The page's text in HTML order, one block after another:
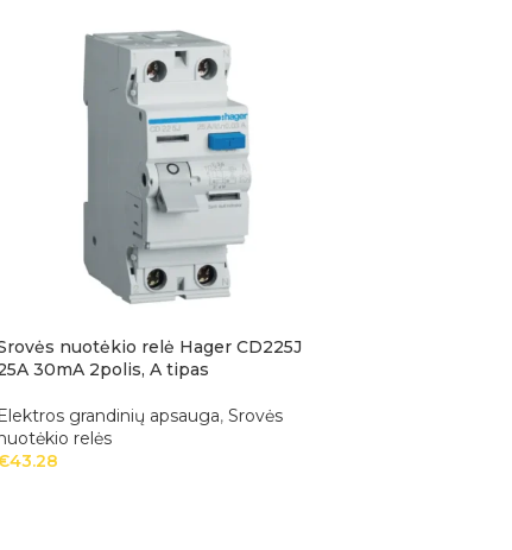
nuotėkio relė Hager CD225J
30mA 2polis, A tipas
Elektros grandinių apsauga, Srovės
relės
43.28